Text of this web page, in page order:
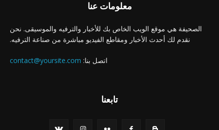
معلومات عنا
الصحيفة هي موقع الويب الخاص بك للأخبار والترفيه والموسيقى. نحن
نقدم لك أحدث الأخبار ومقاطع الفيديو مباشرة من صناعة الترفيه.
اتصل بنا: contact@yoursite.com
تابعنا